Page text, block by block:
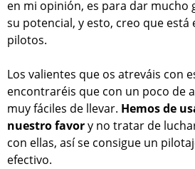
en mi opinión, es para dar mucho
su potencial, y esto, creo que está
pilotos.
Los valientes que os atreváis con
encontraréis que con un poco de
muy fáciles de llevar. Hemos de
nuestro favory no tratar de
con ellas, así se consigue un
efectivo.